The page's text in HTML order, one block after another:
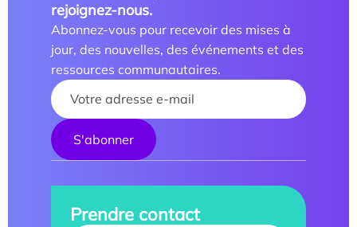
Trouver un stagiaire, alternant ou collaborateur
Associer nos étudiants à vos projets
Former vos équipes
rejoignez-nous.
Abonnez-vous pour recevoir des mises à
jour, des nouvelles, des événements et des
ressources communautaires.
Your name :
Prendre contact